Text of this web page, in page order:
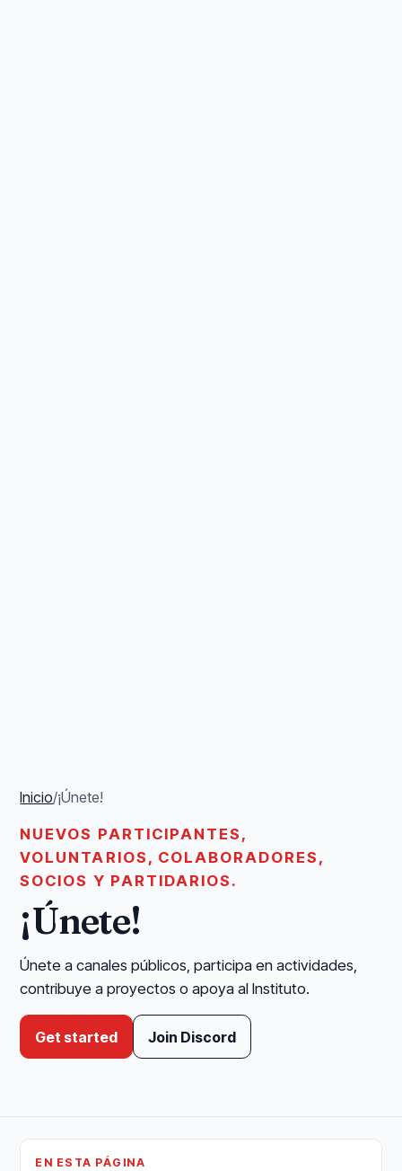
Inicio/¡Únete!
NUEVOS PARTICIPANTES,
VOLUNTARIOS, COLABORADORES,
SOCIOS Y PARTIDARIOS.
¡Únete!
Únete a canales públicos, participa en actividades,
contribuye a proyectos o apoya al Instituto.
Get started Join Discord
EN ESTA PÁGINA